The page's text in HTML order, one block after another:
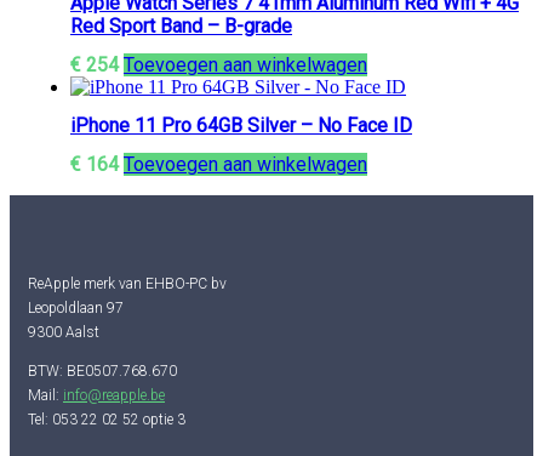
Red Sport Band – B-grade
€ 254 Toevoegen aan winkelwagen
iPhone 11 Pro 64GB Silver – No Face ID
€ 164 Toevoegen aan winkelwagen
ReApple merk van EHBO-PC bv
Leopoldlaan 97
9300 Aalst
BTW: BE0507.768.670
Mail: info@reapple.be
Tel: 053 22 02 52 optie 3